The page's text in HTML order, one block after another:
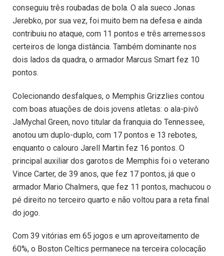
conseguiu três roubadas de bola. O ala sueco Jonas
Jerebko, por sua vez, foi muito bem na defesa e ainda
contribuiu no ataque, com 11 pontos e três arremessos
certeiros de longa distância. Também dominante nos
dois lados da quadra, o armador Marcus Smart fez 10
pontos.
Colecionando desfalques, o Memphis Grizzlies contou
com boas atuações de dois jovens atletas: o ala-pivô
JaMychal Green, novo titular da franquia do Tennessee,
anotou um duplo-duplo, com 17 pontos e 13 rebotes,
enquanto o calouro Jarell Martin fez 16 pontos. O
principal auxiliar dos garotos de Memphis foi o veterano
Vince Carter, de 39 anos, que fez 17 pontos, já que o
armador Mario Chalmers, que fez 11 pontos, machucou o
pé direito no terceiro quarto e não voltou para a reta final
do jogo.
Com 39 vitórias em 65 jogos e um aproveitamento de
60%, o Boston Celtics permanece na terceira colocação